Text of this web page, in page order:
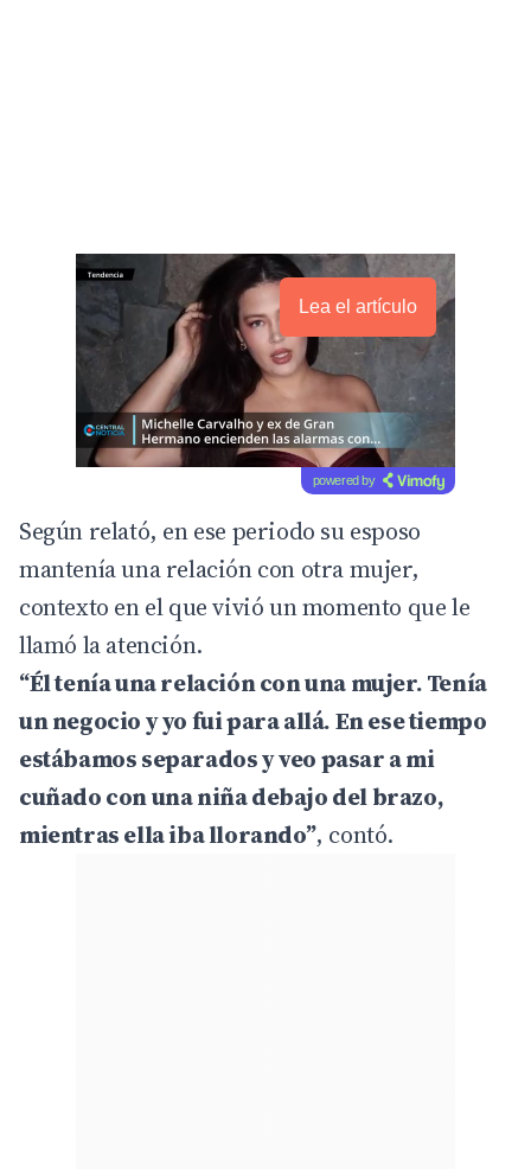
Lea el artículo
powered by
Según relató, en ese periodo su esposo
mantenía una relación con otra mujer,
contexto en el que vivió un momento que le
llamó la atención.
“Él tenía una relación con una mujer. Tenía
un negocio y yo fui para allá. En ese tiempo
estábamos separados y veo pasar a mi
cuñado con una niña debajo del brazo,
mientras ella iba llorando”, contó.